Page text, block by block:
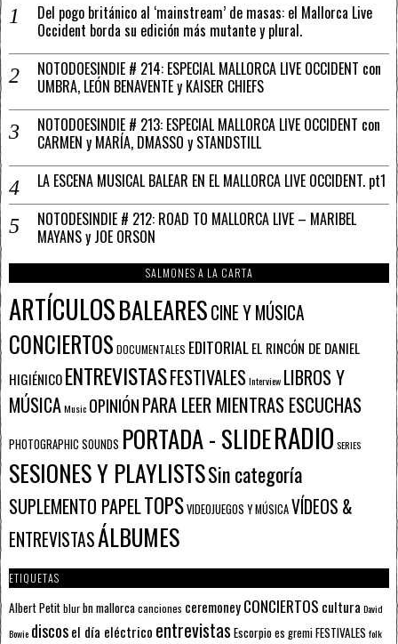
Del pogo británico al ‘mainstream’ de masas: el Mallorca Live
Occident borda su edición más mutante y plural.
NOTODOESINDIE # 214: ESPECIAL MALLORCA LIVE OCCIDENT con
UMBRA, LEÓN BENAVENTE y KAISER CHIEFS
NOTODOESINDIE # 213: ESPECIAL MALLORCA LIVE OCCIDENT con
CARMEN y MARÍA, DMASSO y STANDSTILL
LA ESCENA MUSICAL BALEAR EN EL MALLORCA LIVE OCCIDENT. pt1
NOTODESINDIE # 212: ROAD TO MALLORCA LIVE – MARIBEL
MAYANS y JOE ORSON
SALMONES A LA CARTA
ARTÍCULOSBALEARESCINE Y MÚSICA
CONCIERTOS DOCUMENTALES EDITORIALEL RINCÓN DE DANIEL
HIGIÉNICOENTREVISTASFESTIVALESInterview LIBROS Y
MÚSICAMusic OPINIÓNPARA LEER MIENTRAS ESCUCHAS
PHOTOGRAPHIC SOUNDS PORTADA - SLIDERADIO SERIES
SESIONES Y PLAYLISTSSin categoría
SUPLEMENTO PAPELTOPSVIDEOJUEGOS Y MÚSICAVÍDEOS &
ENTREVISTASÁLBUMES
ETIQUETAS
Albert Petitblurbn mallorcacanciones ceremoneyCONCIERTOS cultura David
Bowie discosel día eléctrico entrevistas Escorpioes gremiFESTIVALES folk